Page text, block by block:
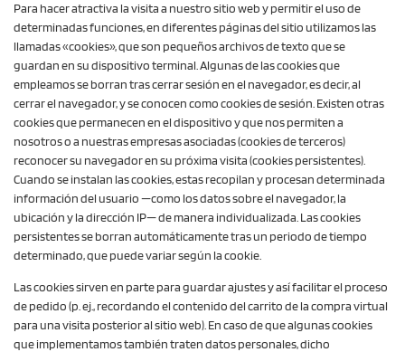
Para hacer atractiva la visita a nuestro sitio web y permitir el uso de
determinadas funciones, en diferentes páginas del sitio utilizamos las
llamadas «cookies», que son pequeños archivos de texto que se
guardan en su dispositivo terminal. Algunas de las cookies que
empleamos se borran tras cerrar sesión en el navegador, es decir, al
cerrar el navegador, y se conocen como cookies de sesión. Existen otras
cookies que permanecen en el dispositivo y que nos permiten a
nosotros o a nuestras empresas asociadas (cookies de terceros)
reconocer su navegador en su próxima visita (cookies persistentes).
Cuando se instalan las cookies, estas recopilan y procesan determinada
información del usuario —como los datos sobre el navegador, la
ubicación y la dirección IP— de manera individualizada. Las cookies
persistentes se borran automáticamente tras un periodo de tiempo
determinado, que puede variar según la cookie.
Las cookies sirven en parte para guardar ajustes y así facilitar el proceso
de pedido (p. ej., recordando el contenido del carrito de la compra virtual
para una visita posterior al sitio web). En caso de que algunas cookies
que implementamos también traten datos personales, dicho